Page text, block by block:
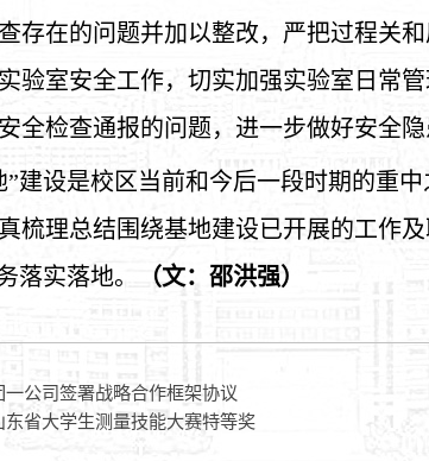
存在的问题并加以整改，严把过程关
验室安全工作，切实加强实验室日常
全检查通报的问题，进一步做好安全
”建设是校区当前和今后一段时期的重
梳理总结围绕基地建设已开展的工作
落实落地。
（文：邵洪强）
公司签署战略合作框架协议
省大学生测量技能大赛特等奖